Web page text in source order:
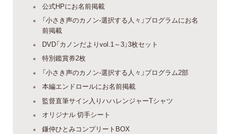
公式HPにお名前掲載
「小さき声のカノン-選択する人々」プログラムにお名
前掲載
DVD「カノンだよりvol.1～3」3枚セット
特別鑑賞券2枚
「小さき声のカノン-選択する人々」プログラム2部
本編エンドロールにお名前掲載
監督直筆サイン入りハハレンジャーTシャツ
オリジナル 切手シート
鎌仲ひとみコンプリートBOX